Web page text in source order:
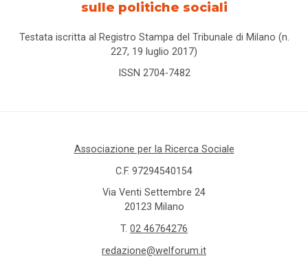
sulle politiche sociali
Testata iscritta al Registro Stampa del Tribunale di Milano (n.
227, 19 luglio 2017)
ISSN 2704-7482
Associazione per la Ricerca Sociale
C.F. 97294540154
Via Venti Settembre 24
20123 Milano
T. 02 46764276
redazione@welforum.it